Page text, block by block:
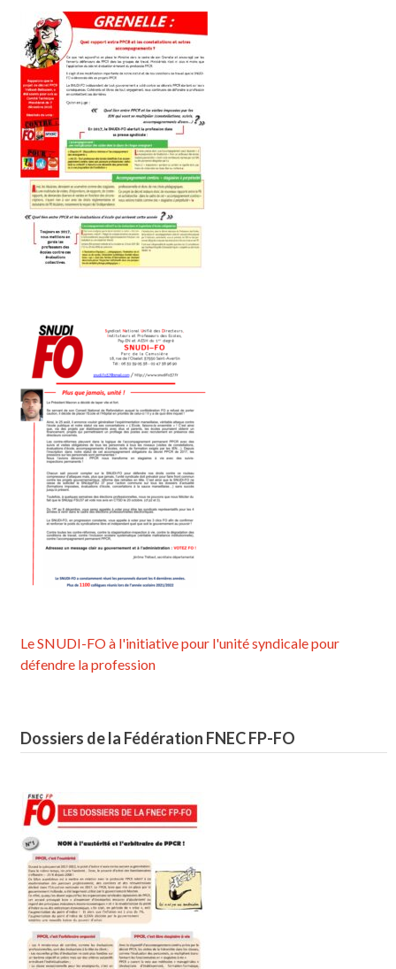
Le SNUDI-FO à l'initiative pour l'unité syndicale pour
défendre la profession
Dossiers de la Fédération FNEC FP-FO